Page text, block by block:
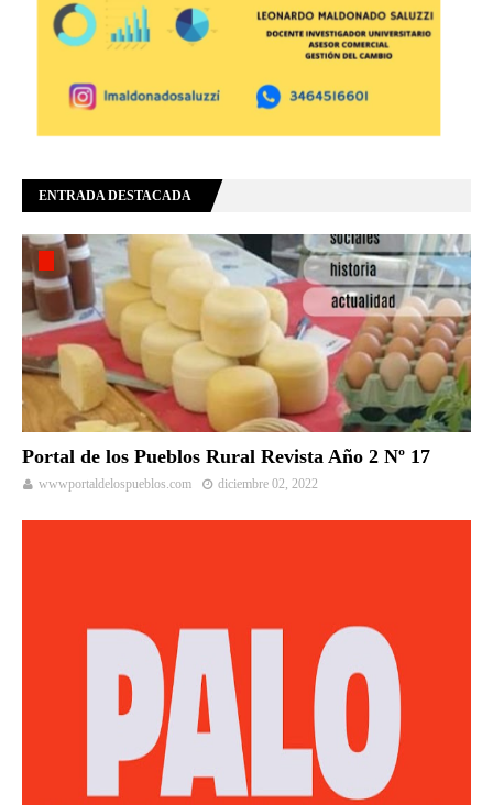
ENTRADA DESTACADA
Portal de los Pueblos Rural Revista Año 2 Nº 17
wwwportaldelospueblos.com diciembre 02, 2022